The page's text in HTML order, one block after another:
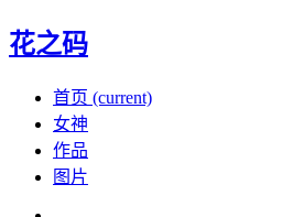
花之码
首页 (current)
女神
作品
图片